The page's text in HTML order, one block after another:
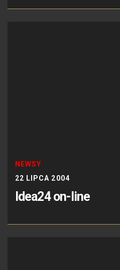
NEWSY
22 LIPCA 2004
Idea24 on-line